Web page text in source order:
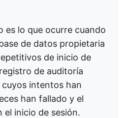
es lo que ocurre cuando
de datos propietaria
de inicio de
de auditoría
intentos han
han fallado y el
el inicio de sesión.